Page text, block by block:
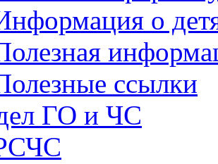
о
ссылки
ГО и ЧС